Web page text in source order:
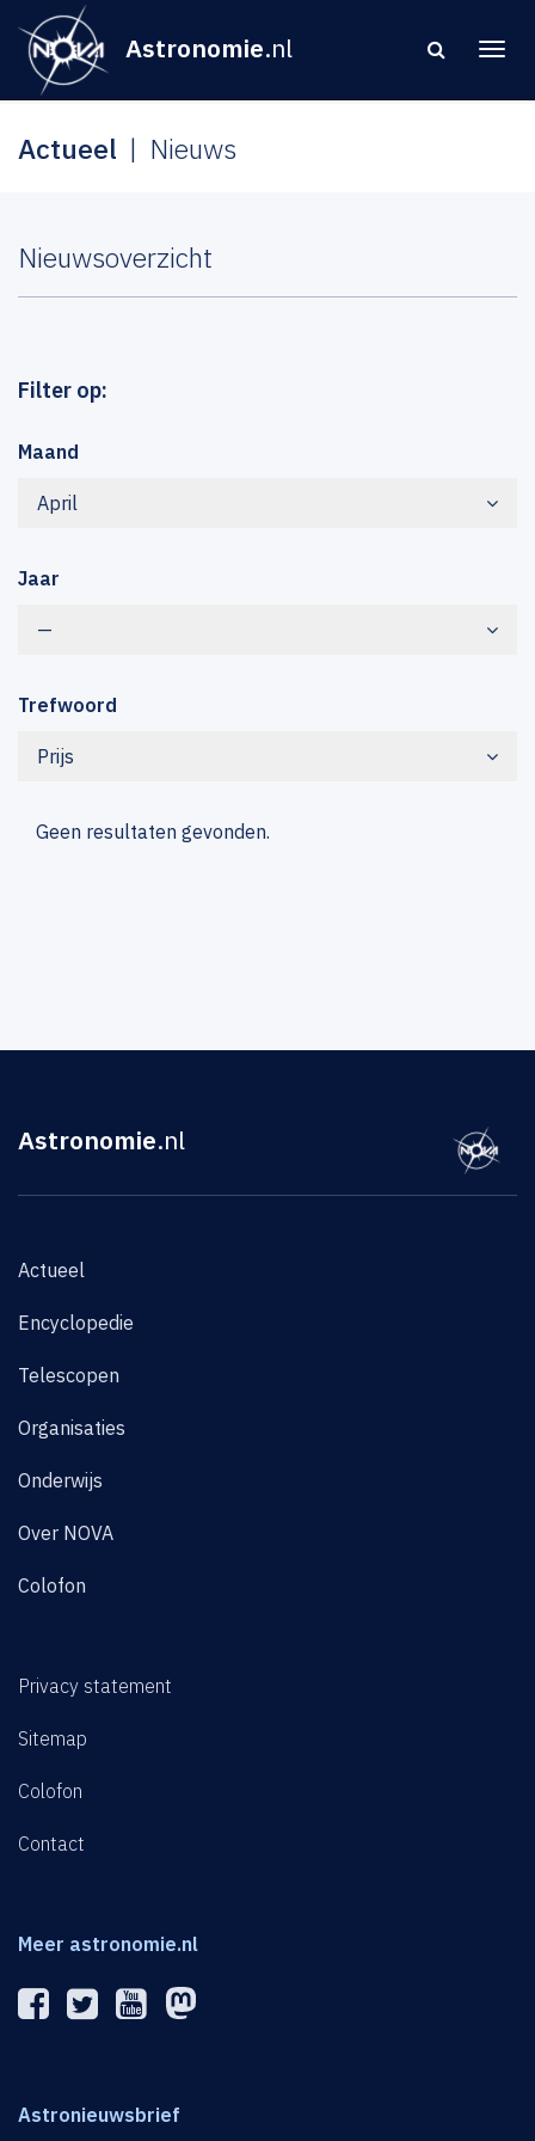
Astronomie.nl
Actueel Nieuws
Nieuwsoverzicht
Filter op:
Maand
April
Jaar
—
Trefwoord
Prijs
Geen resultaten gevonden.
Astronomie.nl
Actueel
Encyclopedie
Telescopen
Organisaties
Onderwijs
Over NOVA
Colofon
Privacy statement
Sitemap
Colofon
Contact
Meer astronomie.nl
Astronieuwsbrief